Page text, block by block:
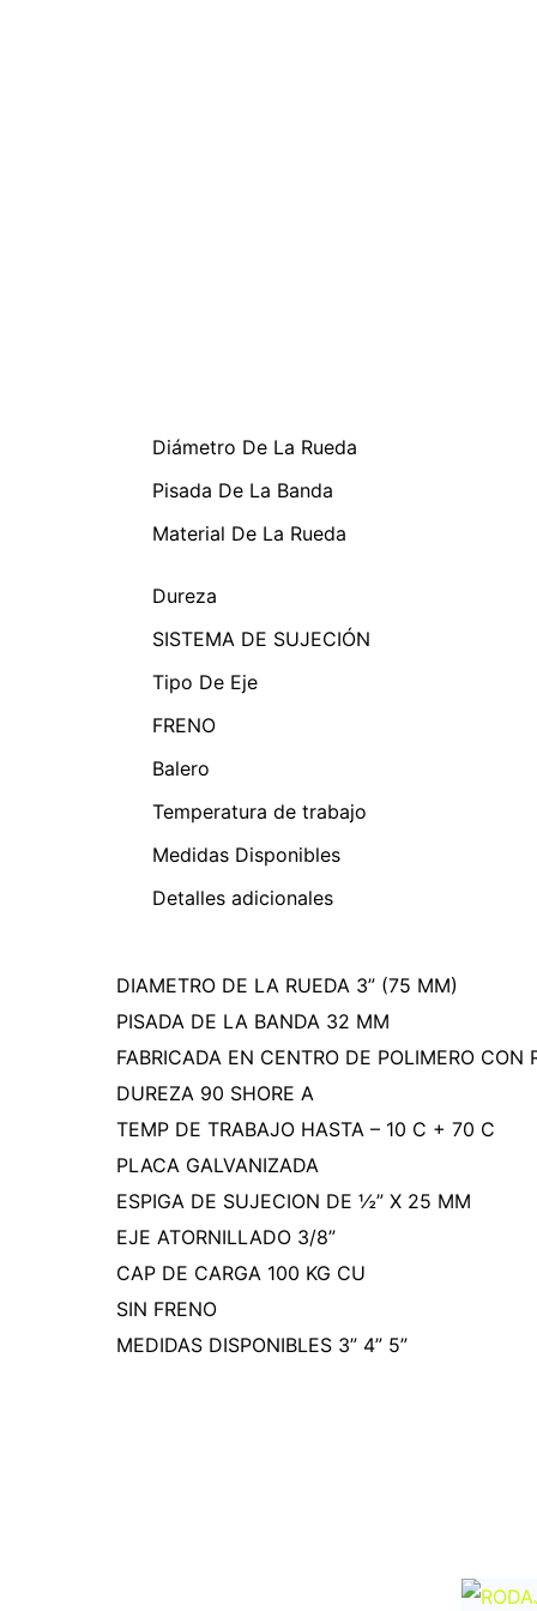
Diámetro De La Rueda
Pisada De La Banda
Material De La Rueda
Dureza
SISTEMA DE SUJECIÓN
Tipo De Eje
FRENO
Balero
Temperatura de trabajo
Medidas Disponibles
Detalles adicionales
DIAMETRO DE LA RUEDA 3” (75 MM)
PISADA DE LA BANDA 32 MM
FABRICADA EN CENTRO DE POLIMERO
DUREZA 90 SHORE A
TEMP DE TRABAJO HASTA – 10 C + 70 C
PLACA GALVANIZADA
ESPIGA DE SUJECION DE ½” X 25 MM
EJE ATORNILLADO 3/8”
CAP DE CARGA 100 KG CU
SIN FRENO
MEDIDAS DISPONIBLES 3” 4” 5”